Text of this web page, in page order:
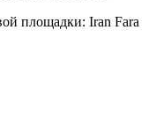
площадки: Iran Fara